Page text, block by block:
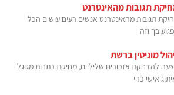
תגובות מהאינטרנט
תגובות מהאינטרנט אנשים רעים עושים הכל
בך וזה
מוניטין ברשת
להדחקת אזכורים שליליים, מחיקת כתבות מגוגל
אישי כדי